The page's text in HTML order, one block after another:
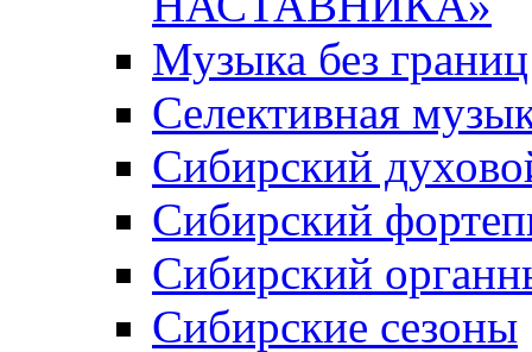
Музыка без границ
Селективная
Сибирский
Сибирский
Сибирский
Сибирские сезоны